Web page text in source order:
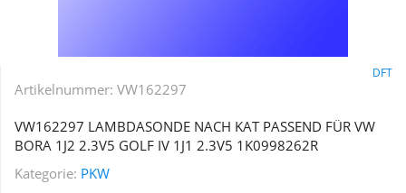
DFT
Artikelnummer: VW162297
VW162297 LAMBDASONDE NACH KAT PASSEND FÜR VW
BORA 1J2 2.3V5 GOLF IV 1J1 2.3V5 1K0998262R
Kategorie: PKW